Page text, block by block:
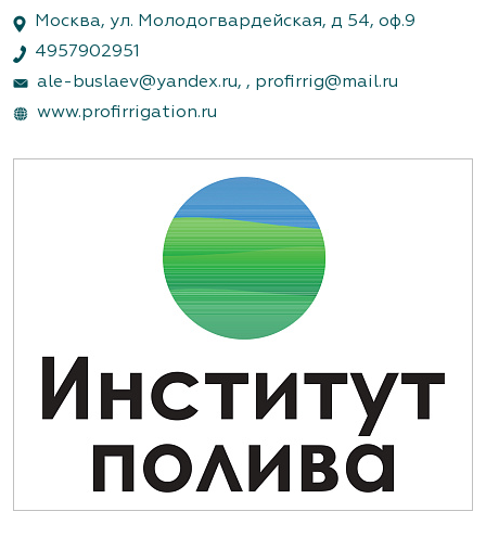
Москва, ул. Молодогвардейская, д 54, оф.9
4957902951
ale-buslaev@yandex.ru, , profirrig@mail.ru
www.profirrigation.ru